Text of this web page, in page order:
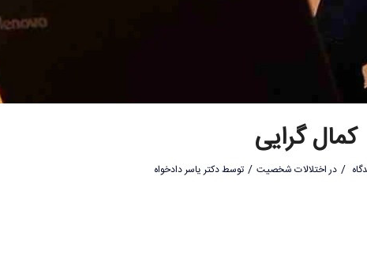
کمال گرایی
/ دراختلالات شخصیت / توسطدکتر یاسر دادخواه